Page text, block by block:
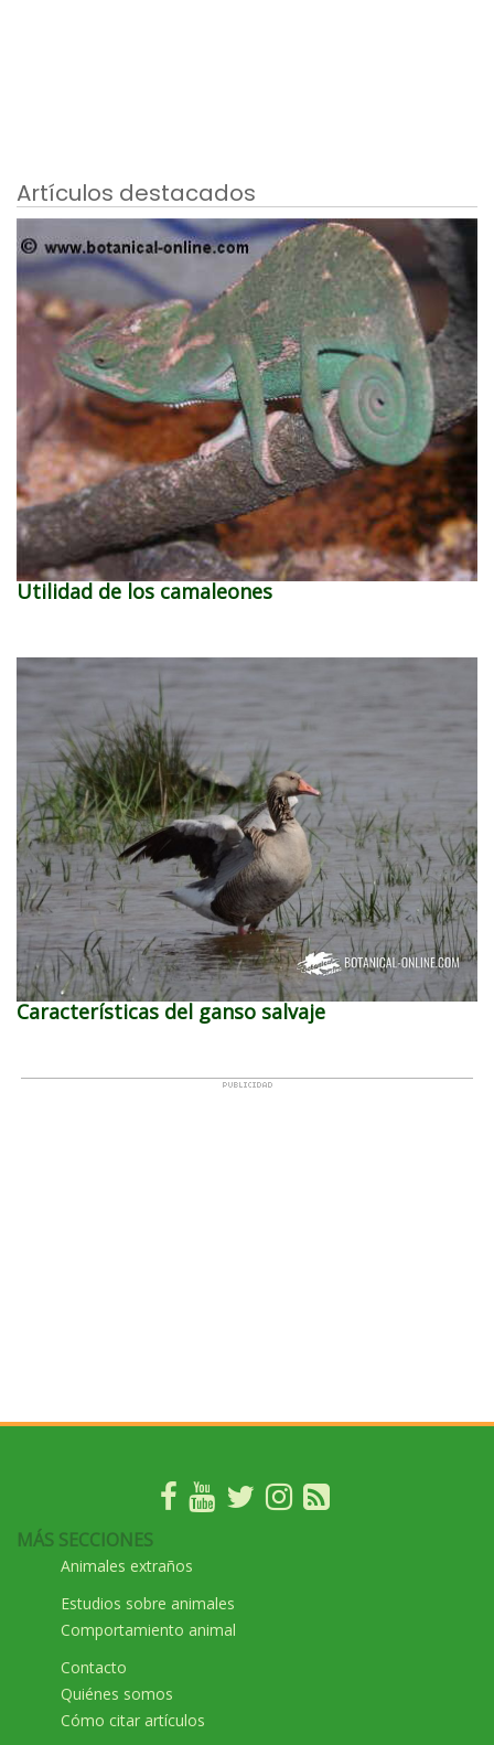
Artículos destacados
Utilidad de los camaleones
Características del ganso salvaje
MÁS SECCIONES
Animales extraños
Estudios sobre animales
Comportamiento animal
Contacto
Quiénes somos
Cómo citar artículos